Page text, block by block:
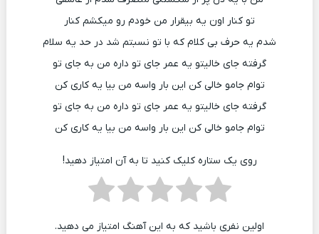
تو کنار اون یه بیقرار من خودم رو میکشم کنار
شدم یه حرف بی کلام که با تو نسبتم شد در حد یه سلام
گرفته جای خالیتو یه عمر جای تو داره من به جای تو
توام جامو خالی کن این بار واسه من بیا یه کاری کن
گرفته جای خالیتو یه عمر جای تو داره من به جای تو
توام جامو خالی کن این بار واسه من بیا یه کاری کن
روی یک ستاره کلیک کنید تا به آن امتیاز دهید!
اولین نفری باشید که به این آهنگ امتیاز می دهید.